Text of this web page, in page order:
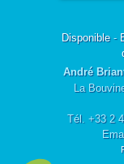
Disponible-
André
La
Tél. +33 2